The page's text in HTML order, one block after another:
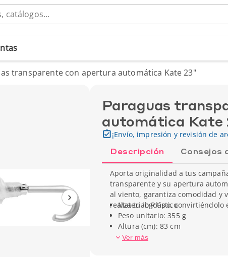
transparente con apertura automática Kate 23"
Paraguas
automática Kate
¡Envío, impresión y revisión de
Descripción Consejos
Aporta originalidad a tus
transparente y su apertura
al viento, garantiza comodidad y
realza tu logotipo, convirtiéndolo
Material: Plástico
Peso unitario: 355 g
Altura (cm): 83 cm
Ver más